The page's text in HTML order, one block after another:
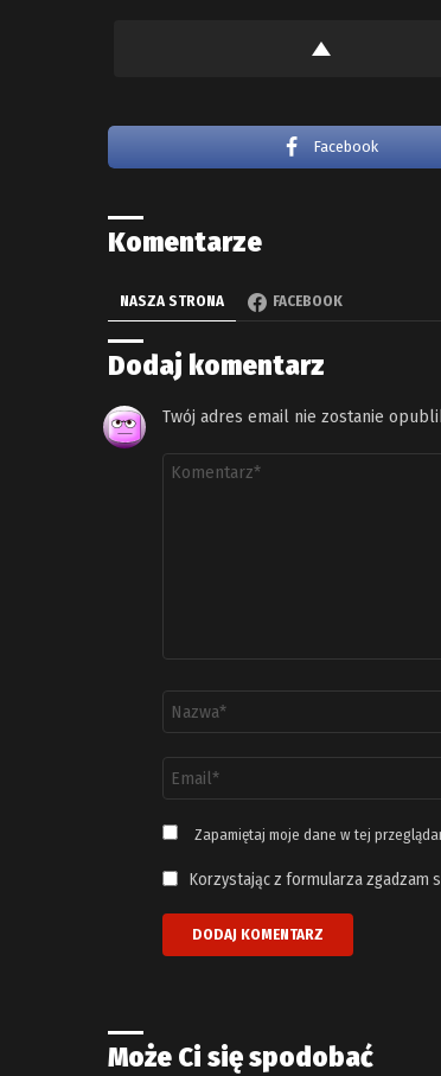
Facebook
Komentarze
NASZA STRONA FACEBOOK
Dodaj komentarz
Twój adres email nie zostanie
Komentarz
email
*
Zapamiętaj moje dane w tej
Korzystając z formularza zgadzam
Może Ci się spodobać